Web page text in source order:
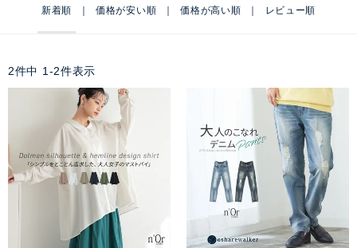
新着順 価格が安い順 価格が高い順 レビュー順
2件中 1 -2件表示